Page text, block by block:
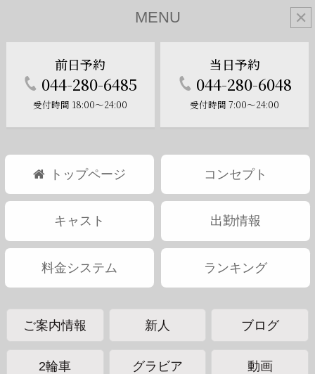
MENU ✕
前日予約
044-280-6485
受付時間 18:00～24:00
当日予約
044-280-6048
受付時間 7:00～24:00
トップページ コンセプト
キャスト 出勤情報
料金システム ランキング
ご案内情報 新人 ブログ
2輪車 グラビア 動画
2輪車
2輪車について